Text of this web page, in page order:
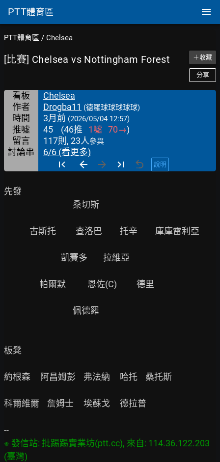
PTT體育區
PTT體育區 / Chelsea
[比賽] Chelsea vs Nottingham Forest ＋收藏
分享
看板
Chelsea
作者
Drogba11 (德羅球球球球球)
時間 3月前 (2026/05/04 12:57)
推噓 45 (46推 1噓 70→)
留言
117則, 23人參與
討論串 6/6 (看更多)
說明
先發
板凳
約根森     阿昌姆彭    弗法納     哈托    桑托斯
科爾維爾    詹姆士     埃蘇戈     德拉普
※ 發信站: 批踢踢實業坊(ptt.cc), 來自: 114.36.122.203
(臺灣)